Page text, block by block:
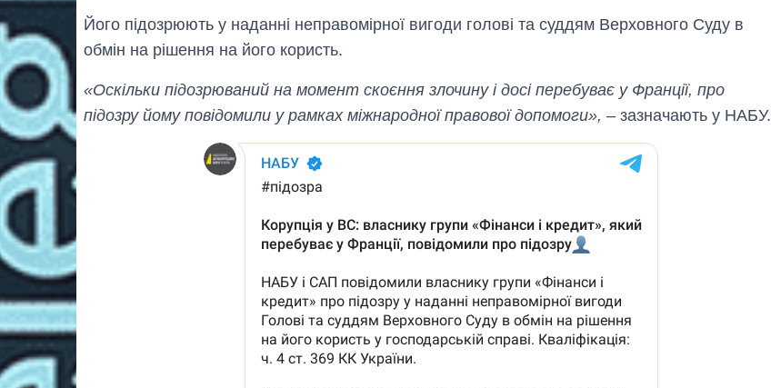
Його підозрюють у наданні неправомірної вигоди голові та суддям Верховного Суду в
обмін на рішення на його користь.
«Оскільки підозрюваний на момент скоєння злочину і досі перебуває у Франції, про
підозру йому повідомили у рамках міжнародної правової допомоги», – зазначають у НАБУ.